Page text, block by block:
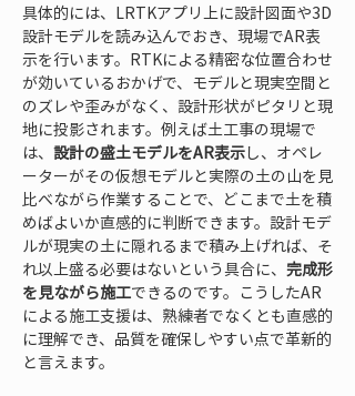
具体的には、LRTKアプリ上に設計図面や3D
設計モデルを読み込んでおき、現場でAR表
示を行います。RTKによる精密な位置合わせ
が効いているおかげで、モデルと現実空間と
のズレや歪みがなく、設計形状がピタリと現
地に投影されます。例えば土工事の現場で
は、 設計の盛土モデルをAR表示し、オペレ
ーターがその仮想モデルと実際の土の山を見
比べながら作業することで、どこまで土を積
めばよいか直感的に判断できます。設計モデ
ルが現実の土に隠れるまで積み上げれば、そ
れ以上盛る必要はないという具合に、 完成形
を見ながら施工できるのです。こうしたAR
による施工支援は、熟練者でなくとも直感的
に理解でき、品質を確保しやすい点で革新的
と言えます。